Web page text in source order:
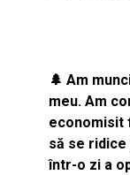
🌲 Am
meu. Am
economisit
să se
într-o zi a